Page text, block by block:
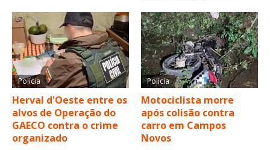
Polícia
Herval d'Oeste entre os
alvos de Operação do
GAECO contra o crime
organizado
Polícia
Motociclista morre
após colisão contra
carro em Campos
Novos